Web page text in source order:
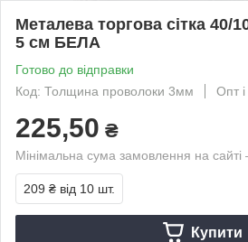
Металева торгова сітка 40/
5 см БЕЛА
Готово до відправки
Код: Толщина проволоки 3мм
Опт і
225,50 ₴
Мінімальна сума замовлення на
209 ₴ від 10 шт.
Купити